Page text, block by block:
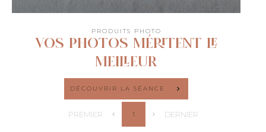
PRODUITS PHOTO
VOS PHOTOS MÉRITENT LE
MEILLEUR
DÉCOUVRIR LA SÉANCE
PREMIER 1 DERNIER